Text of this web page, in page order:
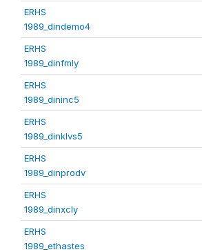
ERHS
1989_dindemo4
ERHS
1989_dinfmly
ERHS
1989_dininc5
ERHS
1989_dinklvs5
ERHS
1989_dinprodv
ERHS
1989_dinxcly
ERHS
1989_ethastes